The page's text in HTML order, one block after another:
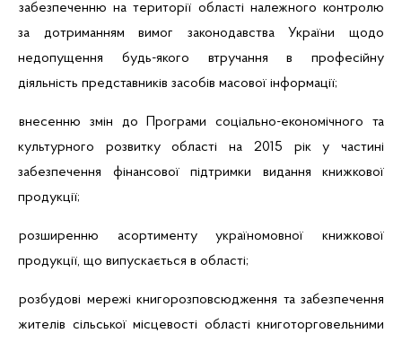
забезпеченню на території області належного контролю
за дотриманням вимог законодавства України щодо
недопущення будь-якого втручання в професійну
діяльність представників засобів масової інформації;
внесенню змін до Програми соціально-економічного та
культурного розвитку області на 2015 рік у частині
забезпечення фінансової підтримки видання книжкової
продукції;
розширенню асортименту україномовної книжкової
продукції, що випускається в області;
розбудові мережі книгорозповсюдження та забезпечення
жителів сільської місцевості області книготорговельними